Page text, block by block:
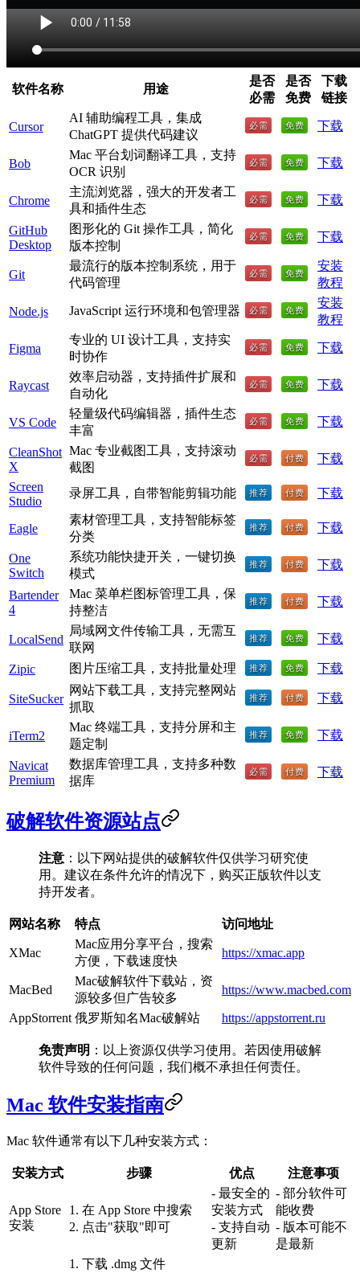
软件名称 用途
是否
必需
是否
免费
下载
链接
Cursor
AI 辅助编程工具，集成
ChatGPT 提供代码建议
下载
Bob
Mac 平台划词翻译工具，支持
OCR 识别
下载
Chrome
主流浏览器，强大的开发者工
具和插件生态
下载
GitHub
Desktop
图形化的 Git 操作工具，简化
版本控制
下载
Git
最流行的版本控制系统，用于
代码管理
安装
教程
Node.js JavaScript 运行环境和包管理器
安装
教程
Figma
专业的 UI 设计工具，支持实
时协作
下载
Raycast
效率启动器，支持插件扩展和
自动化
下载
VS Code
轻量级代码编辑器，插件生态
丰富
下载
CleanShot
X
Mac 专业截图工具，支持滚动
截图
下载
Screen
Studio
录屏工具，自带智能剪辑功能 下载
Eagle
素材管理工具，支持智能标签
分类
下载
One
Switch
系统功能快捷开关，一键切换
模式
下载
Bartender
4
Mac 菜单栏图标管理工具，保
持整洁
下载
LocalSend
局域网文件传输工具，无需互
联网
下载
Zipic 图片压缩工具，支持批量处理 下载
SiteSucker
网站下载工具，支持完整网站
抓取
下载
iTerm2
Mac 终端工具，支持分屏和主
题定制
下载
Navicat
Premium
数据库管理工具，支持多种数
据库
下载
破解软件资源站点
注意 ：以下网站提供的破解软件仅供学习研究使
用。建议在条件允许的情况下，购买正版软件以支
持开发者。
网站名称 特点 访问地址
XMac
Mac应用分享平台，搜索
方便，下载速度快
https://xmac.app
MacBed
Mac破解软件下载站，资
源较多但广告较多
https://www.macbed.com
AppStorrent 俄罗斯知名Mac破解站 https://appstorrent.ru
免责声明 ：以上资源仅供学习使用。若因使用破解
软件导致的任何问题，我们概不承担任何责任。
Mac 软件安装指南
Mac 软件通常有以下几种安装方式：
安装方式 步骤 优点 注意事项
App Store
安装
1. 在 App Store 中搜索
2. 点击"获取"即可
- 最安全的
安装方式
- 支持自动
更新
- 部分软件可
能收费
- 版本可能不
是最新
1. 下载 .dmg 文件